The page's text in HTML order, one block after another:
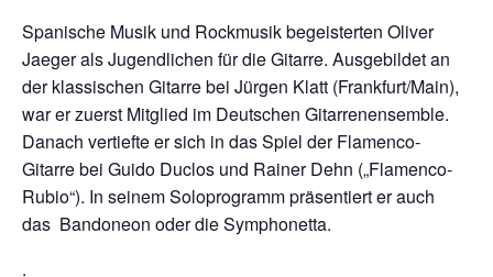
Spanische Musik und Rockmusik begeisterten Oliver
Jaeger als Jugendlichen für die Gitarre. Ausgebildet an
der klassischen Gitarre bei Jürgen Klatt (Frankfurt/Main),
war er zuerst Mitglied im Deutschen Gitarrenensemble.
Danach vertiefte er sich in das Spiel der Flamenco-
Gitarre bei Guido Duclos und Rainer Dehn („Flamenco-
Rubio“). In seinem Soloprogramm präsentiert er auch
das Bandoneon oder die Symphonetta.
.